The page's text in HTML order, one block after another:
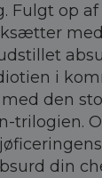
Fulgt op af
i
den
trilogien.
din